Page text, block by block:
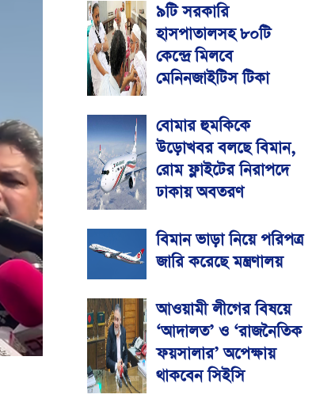
৯টি সরকারি
হাসপাতালসহ ৮০টি
কেন্দ্রে মিলবে
মেনিনজাইটিস টিকা
বোমার হুমকিকে
উড়োখবর বলছে বিমান,
রোম ফ্লাইটের নিরাপদে
ঢাকায় অবতরণ
বিমান ভাড়া নিয়ে পরিপত্র
জারি করেছে মন্ত্রণালয়
আওয়ামী লীগের বিষয়ে
‘আদালত’ ও ‘রাজনৈতিক
ফয়সালার’ অপেক্ষায়
থাকবেন সিইসি